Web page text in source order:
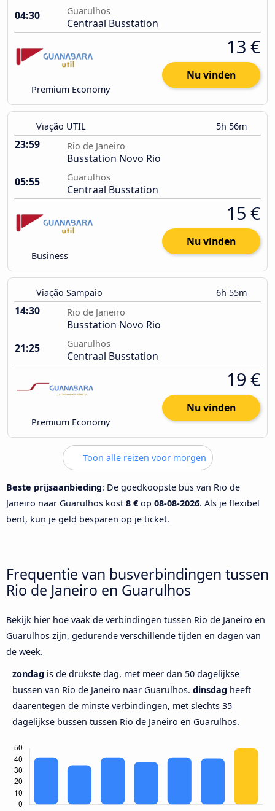
04:30
Guarulhos
Centraal Busstation
Premium Economy
13 €
Nu vinden
Viação UTIL 5h 56m
23:59 Rio de Janeiro
Busstation Novo Rio
05:55
Guarulhos
Centraal Busstation
Business
15 €
Nu vinden
Viação Sampaio 6h 55m
14:30 Rio de Janeiro
Busstation Novo Rio
21:25
Guarulhos
Centraal Busstation
Premium Economy
19 €
Nu vinden
Toon alle reizen voor morgen
Beste prijsaanbieding: De goedkoopste bus van Rio de
Janeiro naar Guarulhos kost 8 € op 08-08-2026. Als je flexibel
bent, kun je geld besparen op je ticket.
Frequentie van busverbindingen tussen
Rio de Janeiro en Guarulhos
Bekijk hier hoe vaak de verbindingen tussen Rio de Janeiro en
Guarulhos zijn, gedurende verschillende tijden en dagen van
de week.
zondag is de drukste dag, met meer dan 50 dagelijkse
bussen van Rio de Janeiro naar Guarulhos. dinsdag heeft
daarentegen de minste verbindingen, met slechts 35
dagelijkse bussen tussen Rio de Janeiro en Guarulhos.